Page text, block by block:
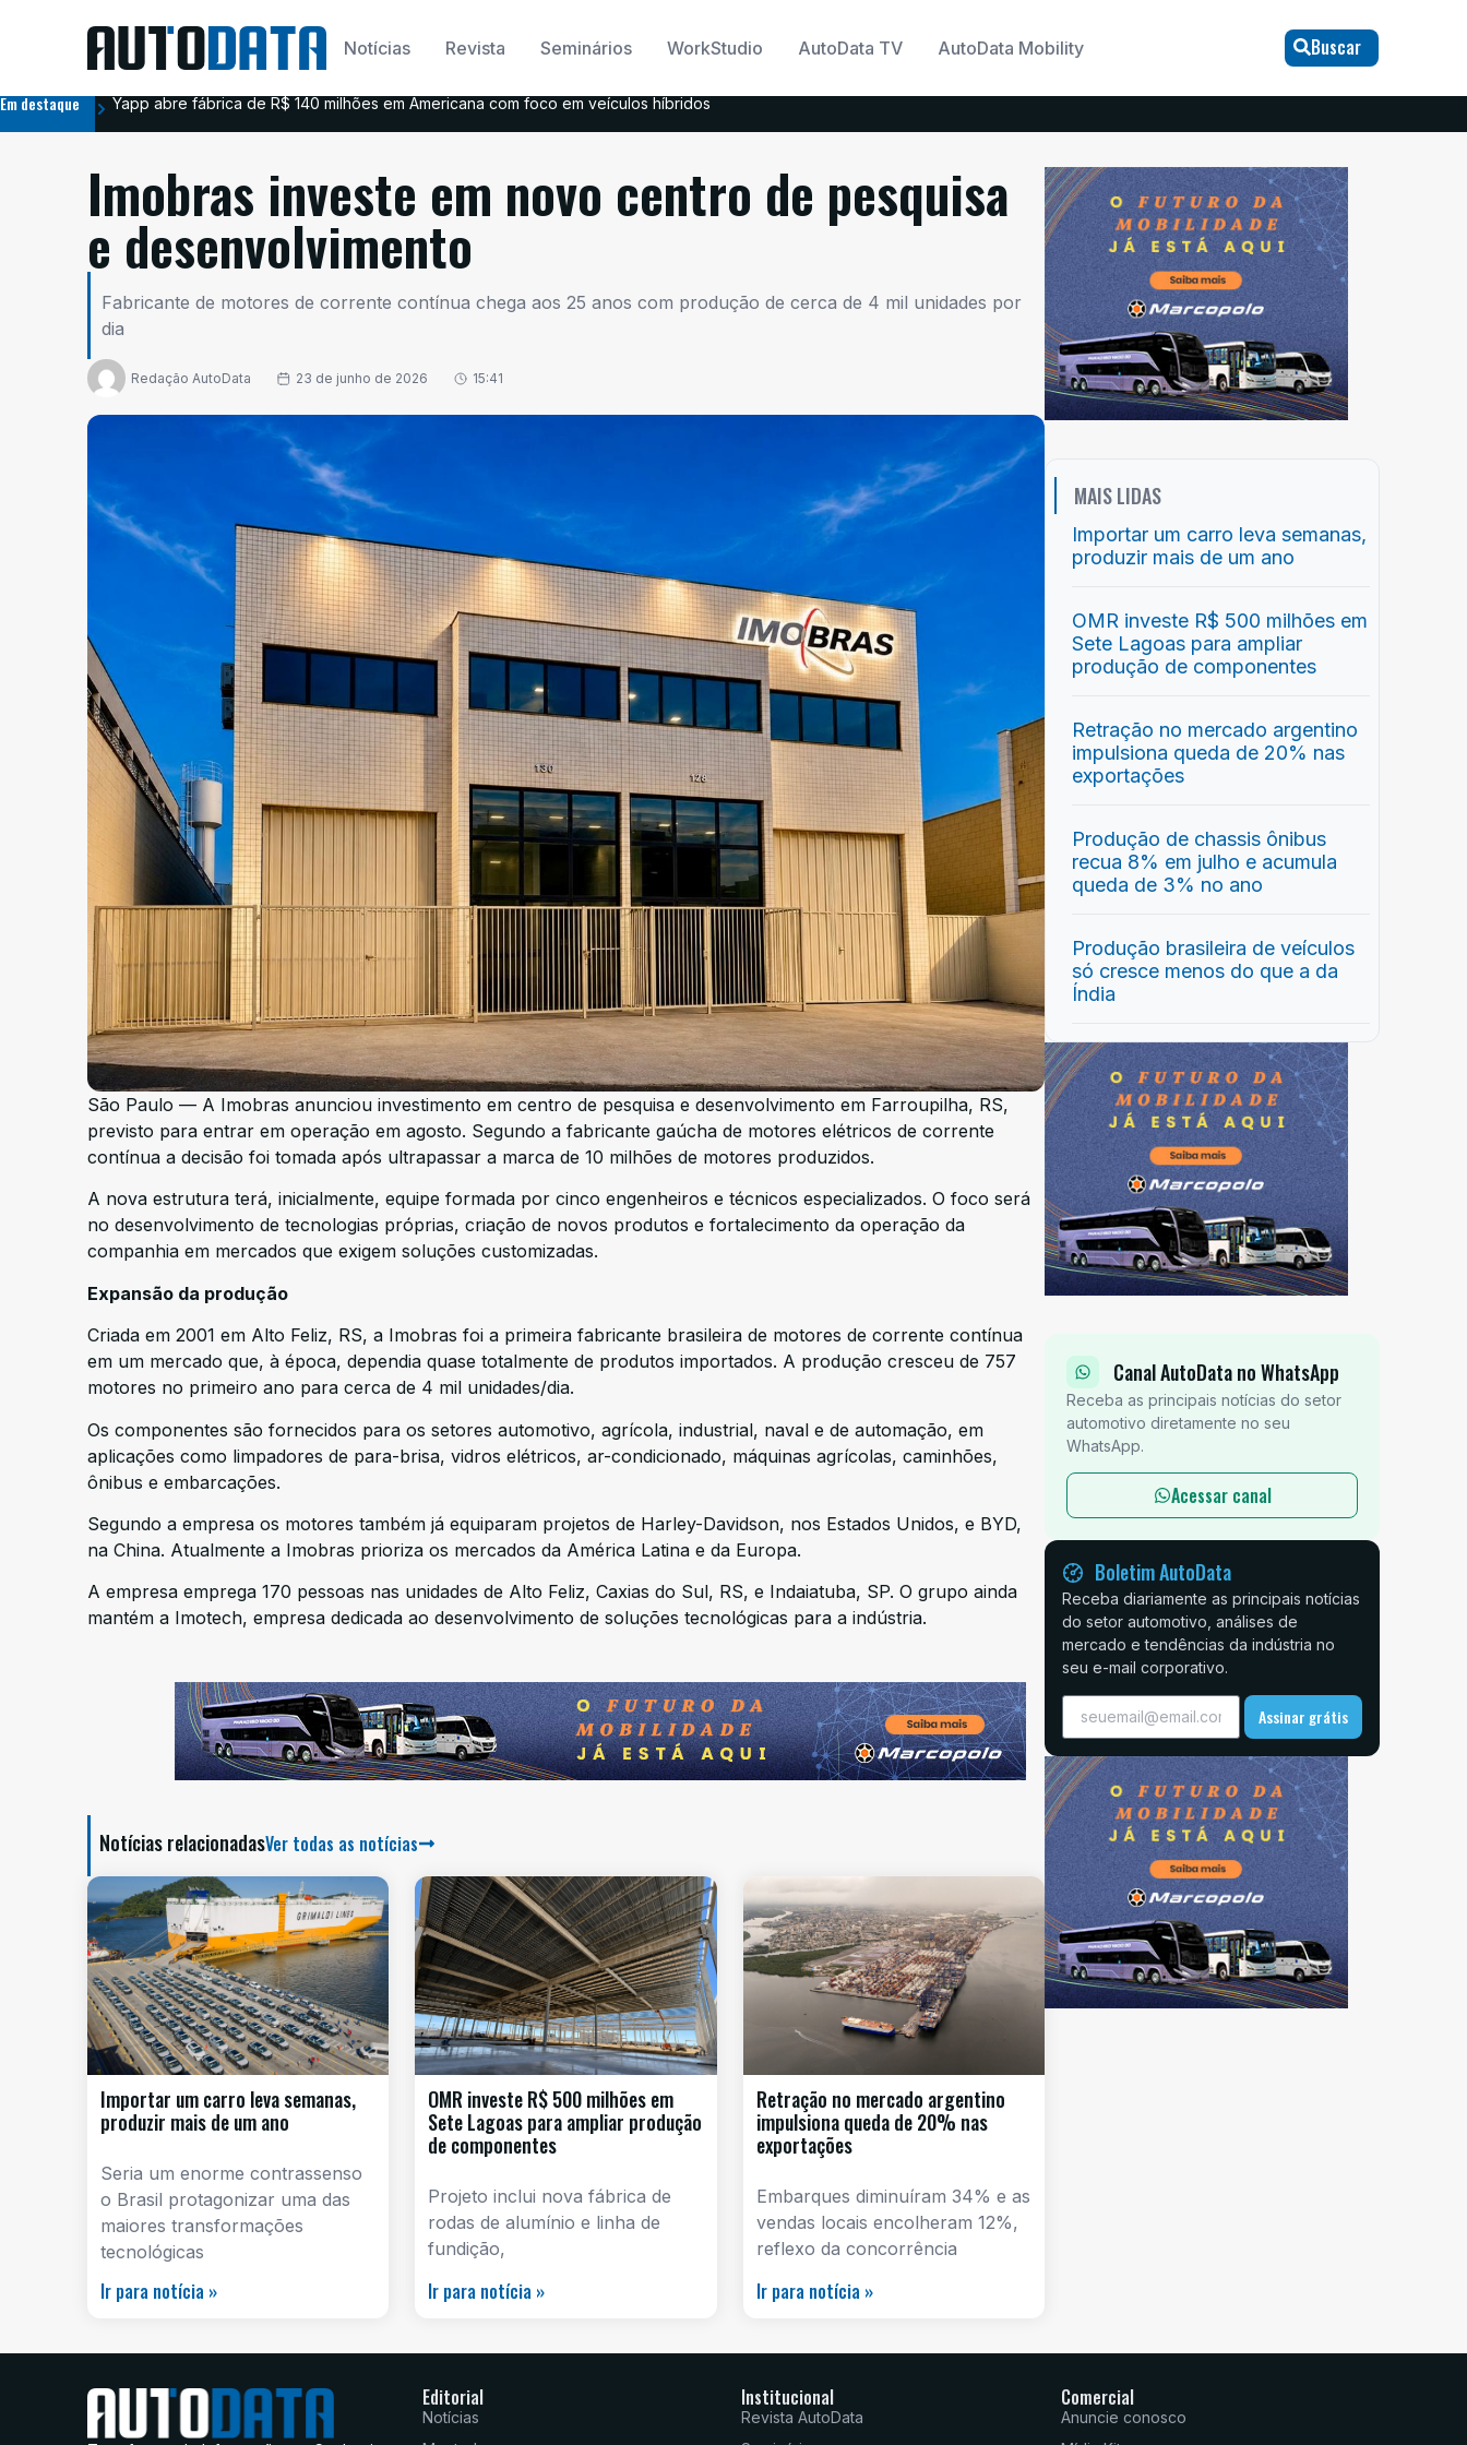
Notícias Revista Seminários WorkStudio AutoData TV AutoData Mobility Buscar
Em destaque Yapp abre fábrica de R$ 140 milhões em Americana com foco em veículos híbridos
Imobras investe em novo centro de pesquisa
e desenvolvimento
Fabricante de motores de corrente contínua chega aos 25 anos com produção de cerca de 4 mil unidades por
dia
Redação AutoData 23 de junho de 2026 15:41
São Paulo — A Imobras anunciou investimento em centro de pesquisa e desenvolvimento em Farroupilha, RS,
previsto para entrar em operação em agosto. Segundo a fabricante gaúcha de motores elétricos de corrente
contínua a decisão foi tomada após ultrapassar a marca de 10 milhões de motores produzidos.
A nova estrutura terá, inicialmente, equipe formada por cinco engenheiros e técnicos especializados. O foco será
no desenvolvimento de tecnologias próprias, criação de novos produtos e fortalecimento da operação da
companhia em mercados que exigem soluções customizadas.
Expansão da produção
Criada em 2001 em Alto Feliz, RS, a Imobras foi a primeira fabricante brasileira de motores de corrente contínua
em um mercado que, à época, dependia quase totalmente de produtos importados. A produção cresceu de 757
motores no primeiro ano para cerca de 4 mil unidades/dia.
Os componentes são fornecidos para os setores automotivo, agrícola, industrial, naval e de automação, em
aplicações como limpadores de para-brisa, vidros elétricos, ar-condicionado, máquinas agrícolas, caminhões,
ônibus e embarcações.
Segundo a empresa os motores também já equiparam projetos de Harley-Davidson, nos Estados Unidos, e BYD,
na China. Atualmente a Imobras prioriza os mercados da América Latina e da Europa.
A empresa emprega 170 pessoas nas unidades de Alto Feliz, Caxias do Sul, RS, e Indaiatuba, SP. O grupo ainda
mantém a Imotech, empresa dedicada ao desenvolvimento de soluções tecnológicas para a indústria.
Notícias relacionadasVer todas as notícias
Importar um carro leva semanas,
produzir mais de um ano
Seria um enorme contrassenso
o Brasil protagonizar uma das
maiores transformações
tecnológicas
Ir para notícia »
OMR investe R$ 500 milhões em
Sete Lagoas para ampliar produção
de componentes
Projeto inclui nova fábrica de
rodas de alumínio e linha de
fundição,
Ir para notícia »
Retração no mercado argentino
impulsiona queda de 20% nas
exportações
Embarques diminuíram 34% e as
vendas locais encolheram 12%,
reflexo da concorrência
Ir para notícia »
MAIS LIDAS
Importar um carro leva semanas,
produzir mais de um ano
OMR investe R$ 500 milhões em
Sete Lagoas para ampliar
produção de componentes
Retração no mercado argentino
impulsiona queda de 20% nas
exportações
Produção de chassis ônibus
recua 8% em julho e acumula
queda de 3% no ano
Produção brasileira de veículos
só cresce menos do que a da
Índia
Canal AutoData no WhatsApp
Receba as principais notícias do setor
automotivo diretamente no seu
WhatsApp.
Acessar canal
Boletim AutoData
Receba diariamente as principais notícias
do setor automotivo, análises de
mercado e tendências da indústria no
seu e-mail corporativo.
Assinar grátis
Editorial
Notícias
Institucional
Revista AutoData
Comercial
Anuncie conosco